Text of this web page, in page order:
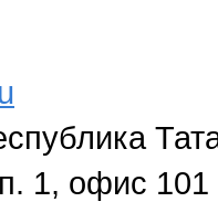
1, офис 101